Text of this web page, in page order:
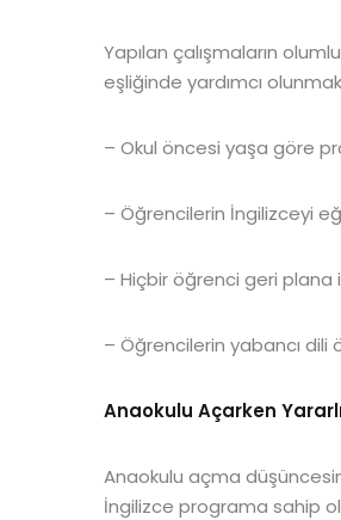
Yapılan çalışmaların
eşliğinde yardımcı
– Okul öncesi yaşa göre
– Öğrencilerin İngilizceyi
– Hiçbir öğrenci geri plana
– Öğrencilerin yabancı dili
Anaokulu Açarken
Anaokulu açma
İngilizce programa sahip